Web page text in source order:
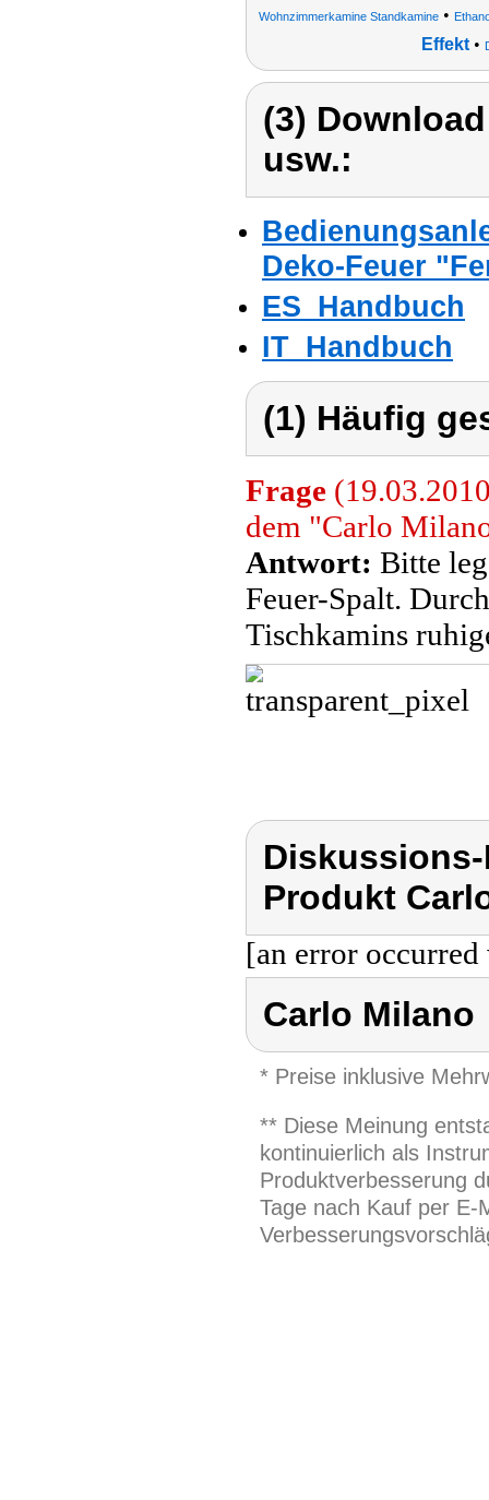
Wohnzimmerkamine Standkamine •
Effekt •
(3)
usw.:
Deko-Feuer
ES_Handbuch
IT_Handbuch
(1) Häufig
Frage
dem "Carlo
Antwort: Bitte
Feuer-Spalt.
Tischkamins
Produkt
[an error
Carlo Milano
* Preise inklusive
** Diese Meinung
kontinuierlich als
Produktverbesserung
Tage nach Kauf per E-